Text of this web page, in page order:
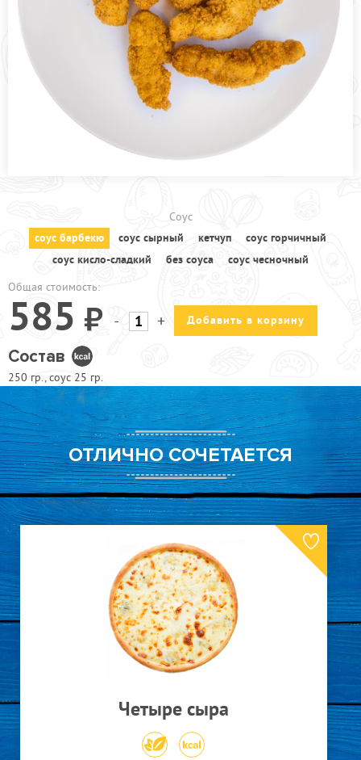
ПРОЧЕЕ
ПИЦЦЕРИЯ
АКЦИИ
Соус
соус барбекю
соус сырный кетчуп
соус горчичный
соус кисло-сладкий
без cоуса
соус чесночный
Общая стоимость:
585 - + Добавить в корзину
Состав
250 гр., соус 25 гр.
ОТЛИЧНО СОЧЕТАЕТСЯ
Четыре сыра